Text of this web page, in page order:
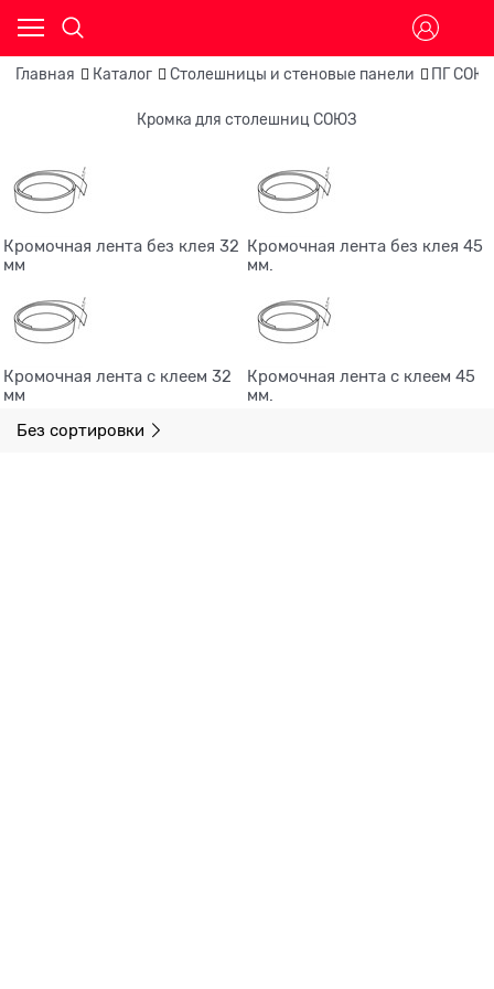
Главная Каталог Столешницы и стеновые панели ПГ
Кромка для столешниц СОЮЗ
Кромочная лента без клея 32
мм
Кромочная лента без клея 45
мм.
Кромочная лента с клеем 32
мм
Кромочная лента с клеем 45
мм.
Без сортировки